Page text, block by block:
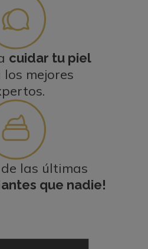
cuidar tu piel
mejores
las últimas
que nadie!